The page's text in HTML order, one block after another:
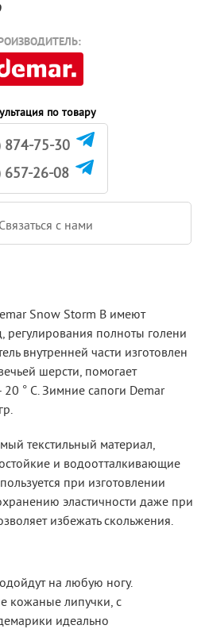
по товару
874-75-30
657-26-08
Связаться c нами
Snow Storm B имеют
полноты голени
внутренней части изготовлен
шерсти, помогает
° C. Зимние сапоги Demar
текстильный материал,
и водоотталкивающие
при изготовлении
эластичности даже при
избежать скольжения.
на любую ногу.
кожаные липучки, с
идеально